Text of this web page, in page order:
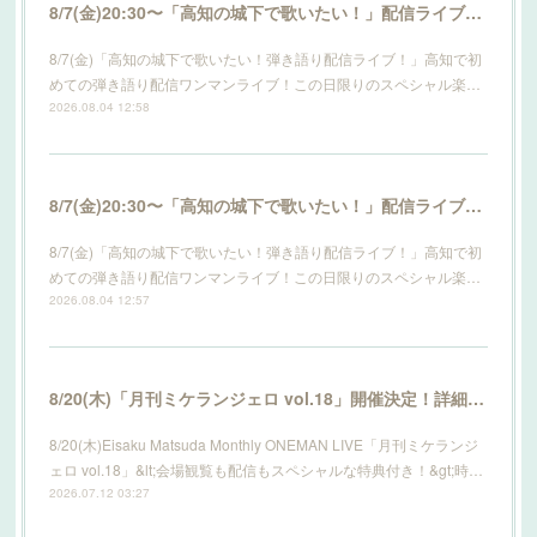
8/7(金)20:30〜「高知の城下で歌いたい！」配信ライブ開催！詳細はこちら！
8/7(金)「高知の城下で歌いたい！弾き語り配信ライブ！」高知で初
めての弾き語り配信ワンマンライブ！この日限りのスペシャル楽…
2026.08.04 12:58
8/7(金)20:30〜「高知の城下で歌いたい！」配信ライブ開催！詳細はこちら！
8/7(金)「高知の城下で歌いたい！弾き語り配信ライブ！」高知で初
めての弾き語り配信ワンマンライブ！この日限りのスペシャル楽…
2026.08.04 12:57
8/20(木)「月刊ミケランジェロ vol.18」開催決定！詳細はこちら！
8/20(木)Eisaku Matsuda Monthly ONEMAN LIVE「月刊ミケランジ
ェロ vol.18」&lt;会場観覧も配信もスペシャルな特典付き！&gt;時…
2026.07.12 03:27